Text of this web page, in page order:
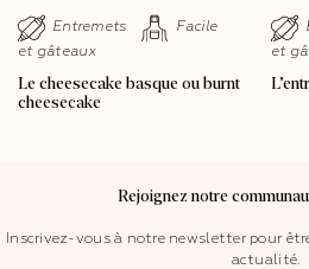
Entremets
et gâteaux
Facile
Le cheesecake basque ou burnt
cheesecake
et
Rejoignez notre
Inscrivez-vous à notre newsletter pour
actualité.